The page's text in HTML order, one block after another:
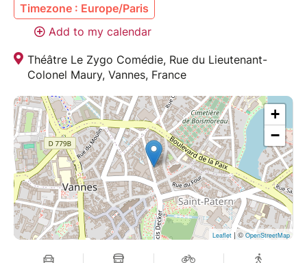
Timezone : Europe/Paris
Add to my calendar
Théâtre Le Zygo Comédie, Rue du Lieutenant-
Colonel Maury, Vannes, France
+
−
Leaflet | © OpenStreetMap